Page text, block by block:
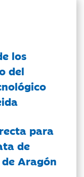
los
del
para
de
Aragón